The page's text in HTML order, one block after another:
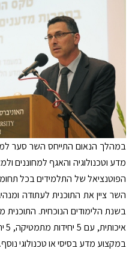
במהלך הנאום התייחס השר סער
מדע וטכנולוגיה והאגף למחוננים
הפוטנציאל של התלמידים בכל
השר ציין את התוכנית לעתודה
בשנת הלימודים הנוכחית.
במקצוע מדע בסיסי או טכנולוגי נוסף.